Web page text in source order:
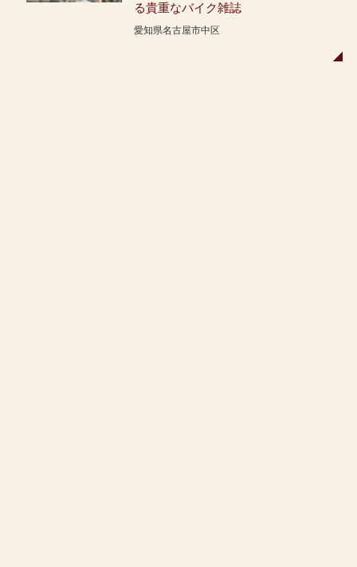
る貴重なバイク雑誌
愛知県名古屋市中区